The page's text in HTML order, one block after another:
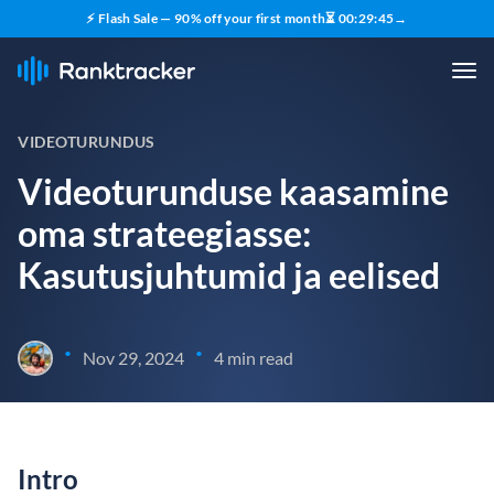
⚡ Flash Sale — 90% off your first month⏳ 00:29:44→
VIDEOTURUNDUS
Videoturunduse kaasamine
oma strateegiasse:
Kasutusjuhtumid ja eelised
• Nov 29, 2024 • 4 min read
Intro